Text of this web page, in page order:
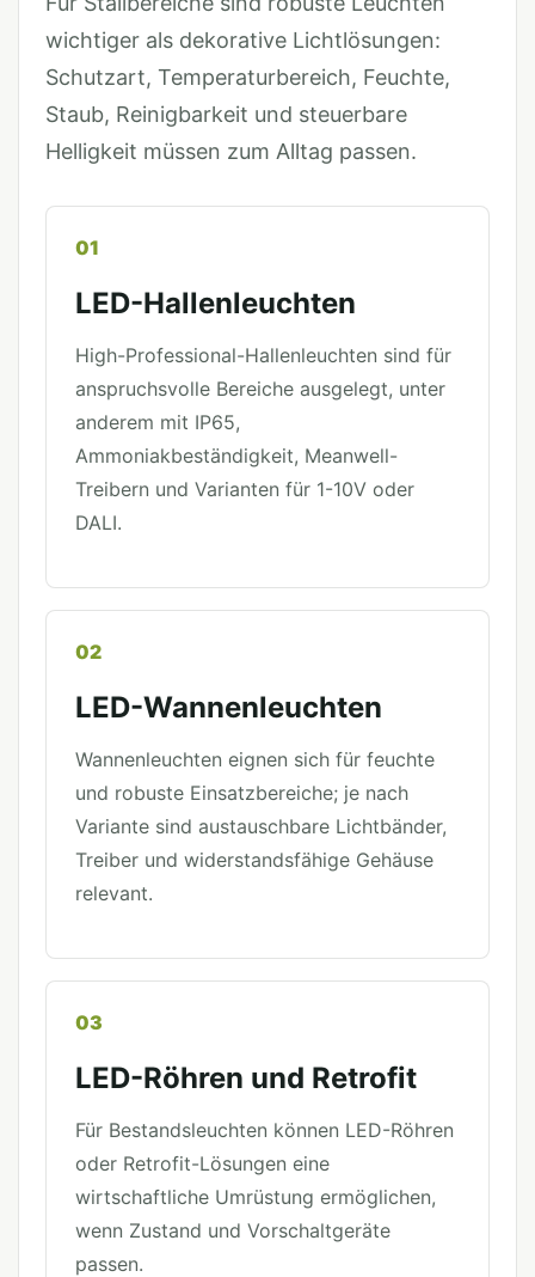
wichtiger als dekorative Lichtlösungen:
Schutzart, Temperaturbereich, Feuchte,
Staub, Reinigbarkeit und steuerbare
Helligkeit müssen zum Alltag passen.
01
LED-Hallenleuchten
High-Professional-Hallenleuchten sind für
anspruchsvolle Bereiche ausgelegt, unter
anderem mit IP65,
Ammoniakbeständigkeit, Meanwell-
Treibern und Varianten für 1-10V oder
DALI.
02
LED-Wannenleuchten
Wannenleuchten eignen sich für feuchte
und robuste Einsatzbereiche; je nach
Variante sind austauschbare Lichtbänder,
Treiber und widerstandsfähige Gehäuse
relevant.
03
LED-Röhren und Retrofit
Für Bestandsleuchten können LED-Röhren
oder Retrofit-Lösungen eine
wirtschaftliche Umrüstung ermöglichen,
wenn Zustand und Vorschaltgeräte
passen.